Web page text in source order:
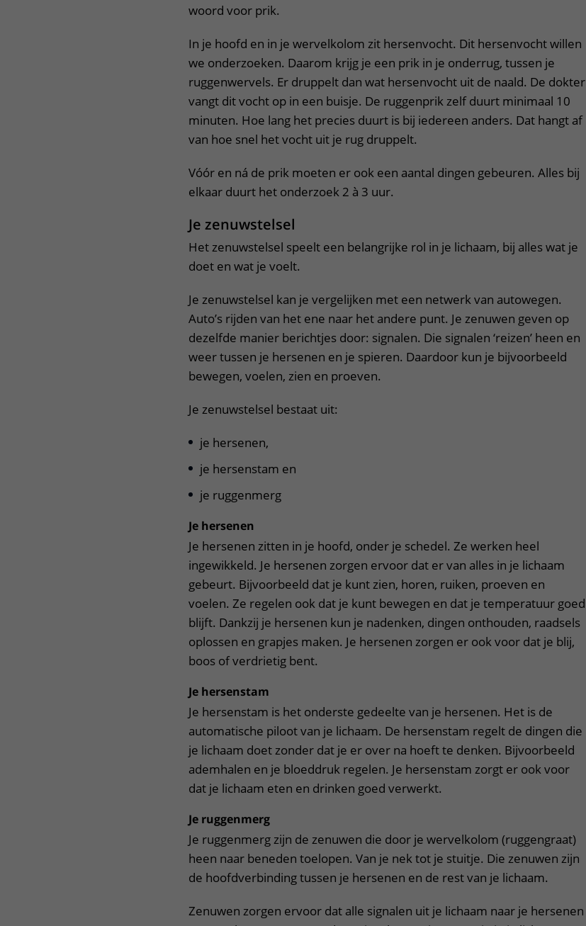
woord voor prik.
In je hoofd en in je wervelkolom zit hersenvocht. Dit hersenvocht willen
we onderzoeken. Daarom krijg je een prik in je onderrug, tussen je
ruggenwervels. Er druppelt dan wat hersenvocht uit de naald. De dokter
vangt dit vocht op in een buisje. De ruggenprik zelf duurt minimaal 10
minuten. Hoe lang het precies duurt is bij iedereen anders. Dat hangt af
van hoe snel het vocht uit je rug druppelt.
Vóór en ná de prik moeten er ook een aantal dingen gebeuren. Alles bij
elkaar duurt het onderzoek 2 à 3 uur.
Je zenuwstelsel
Het zenuwstelsel speelt een belangrijke rol in je lichaam, bij alles wat je
doet en wat je voelt.
Je zenuwstelsel kan je vergelijken met een netwerk van autowegen.
Auto’s rijden van het ene naar het andere punt. Je zenuwen geven op
dezelfde manier berichtjes door: signalen. Die signalen ‘reizen’ heen en
weer tussen je hersenen en je spieren. Daardoor kun je bijvoorbeeld
bewegen, voelen, zien en proeven.
Je zenuwstelsel bestaat uit:
je hersenen,
je hersenstam en
je ruggenmerg
Je hersenen
Je hersenen zitten in je hoofd, onder je schedel. Ze werken heel
ingewikkeld. Je hersenen zorgen ervoor dat er van alles in je lichaam
gebeurt. Bijvoorbeeld dat je kunt zien, horen, ruiken, proeven en
voelen. Ze regelen ook dat je kunt bewegen en dat je temperatuur goed
blijft. Dankzij je hersenen kun je nadenken, dingen onthouden, raadsels
oplossen en grapjes maken. Je hersenen zorgen er ook voor dat je blij,
boos of verdrietig bent.
Je hersenstam
Je hersenstam is het onderste gedeelte van je hersenen. Het is de
automatische piloot van je lichaam. De hersenstam regelt de dingen die
je lichaam doet zonder dat je er over na hoeft te denken. Bijvoorbeeld
ademhalen en je bloeddruk regelen. Je hersenstam zorgt er ook voor
dat je lichaam eten en drinken goed verwerkt.
Je ruggenmerg
Je ruggenmerg zijn de zenuwen die door je wervelkolom (ruggengraat)
heen naar beneden toelopen. Van je nek tot je stuitje. Die zenuwen zijn
de hoofdverbinding tussen je hersenen en de rest van je lichaam.
Zenuwen zorgen ervoor dat alle signalen uit je lichaam naar je hersenen